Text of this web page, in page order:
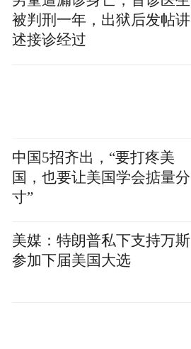
被判刑一年，出狱后发帖讲
述接诊经过
中国5招齐出，“要打疼美
国，也要让美国学会掂量分
寸”
美媒：特朗普私下支持万斯
参加下届美国大选